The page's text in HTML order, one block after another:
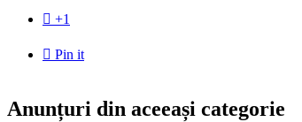
 +1
 Pin it
Anunțuri din aceeași categorie